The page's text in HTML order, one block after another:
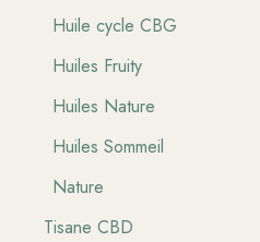
Huile cycle CBG
Huiles Fruity
Huiles Nature
Huiles Sommeil
Nature
Tisane CBD